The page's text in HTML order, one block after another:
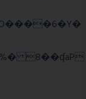
8��ʠaP